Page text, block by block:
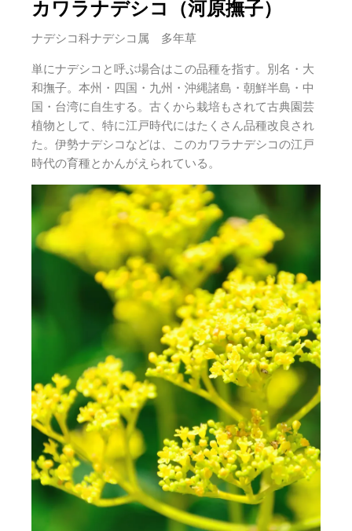
カワラナデシコ（河原撫子）
ナデシコ科ナデシコ属 多年草
単にナデシコと呼ぶ場合はこの品種を指す。別名・大
和撫子。本州・四国・九州・沖縄諸島・朝鮮半島・中
国・台湾に自生する。古くから栽培もされて古典園芸
植物として、特に江戸時代にはたくさん品種改良され
た。伊勢ナデシコなどは、このカワラナデシコの江戸
時代の育種とかんがえられている。